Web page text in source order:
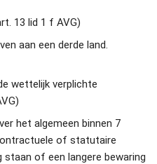
13 lid 1 f AVG)
aan een derde land.
wettelijk verplichte
het algemeen binnen 7
of statutaire
staan of een langere bewaring